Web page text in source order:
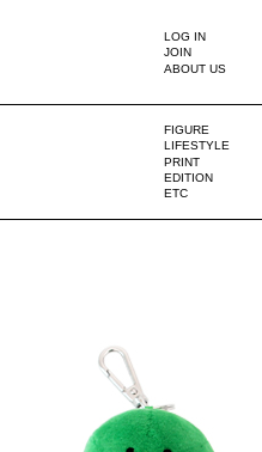
LOG IN
JOIN
ABOUT US
FIGURE
LIFESTYLE
PRINT
EDITION
ETC